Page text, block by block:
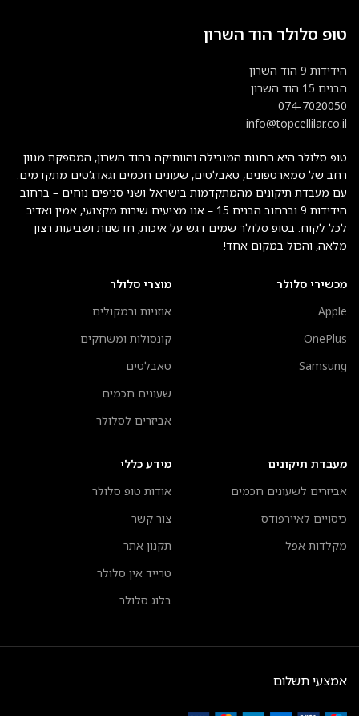
טופ סלולר הוד השרון
הידידות 9 הוד השרון
הבנים 15 הוד השרון
074-7020050
info@topcellilar.co.il
טופ סלולר היא החנות המובילה והוותיקה בהוד השרון, המספקת מגוון
רחב של סמארטפונים, טאבלטים, שעונים חכמים וגאדג’טים מתקדמים.
עם מעבדת תיקונים מהמתקדמות בישראל ושני סניפים נוחים – ברחוב
הידידות 9 וברחוב הבנים 15 – אנו מציעים שירות מקצועי, אמין ואדיב
לכל לקוח. בטופ סלולר שמים דגש על איכות, חדשנות ושביעות רצון
מלאה, והכול במקום אחד!
מכשירי סלולר
Apple
OnePlus
Samsung
מוצרי סלולר
אוזניות ורמקולים
קונסולות ומשחקים
טאבלטים
שעונים חכמים
אביזרים לסלולר
מעבדת תיקונים
אביזרים לשעונים חכמים
כיסויים לאיירפודס
מקלדות אפל
מידע כללי
אודות טופ סלולר
צור קשר
תקנון אתר
טרייד אין סלולר
בלוג סלולר
אמצעי תשלום